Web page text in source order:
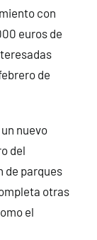
con
euros de
de
nuevo
del
de parques
otras
el